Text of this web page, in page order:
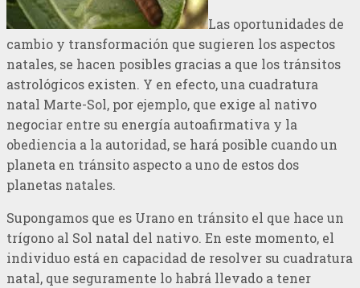
Las oportunidades de
cambio y transformación que sugieren los aspectos
natales, se hacen posibles gracias a que los tránsitos
astrológicos existen. Y en efecto, una cuadratura
natal Marte-Sol, por ejemplo, que exige al nativo
negociar entre su energía autoafirmativa y la
obediencia a la autoridad, se hará posible cuando un
planeta en tránsito aspecto a uno de estos dos
planetas natales.
Supongamos que es Urano en tránsito el que hace un
trígono al Sol natal del nativo. En este momento, el
individuo está en capacidad de resolver su cuadratura
natal, que seguramente lo habrá llevado a tener